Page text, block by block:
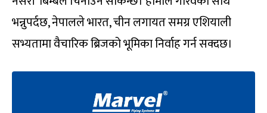
भन्नुपर्दछ, नेपालले भारत, चीन लगायत समग्र एशियाली
सभ्यतामा वैचारिक ब्रिजको भूमिका निर्वाह गर्न सक्दछ।